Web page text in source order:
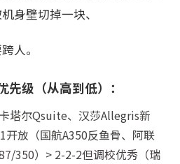
身壁切掉一块、
人。
级（从高到低）：
塔尔Qsuite、汉莎Allegris新
开放（国航A350反鱼骨、阿联
350）> 2-2-2但调校优秀（瑞